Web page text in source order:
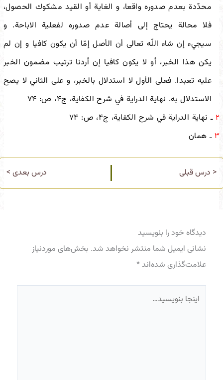
محدّدة بعدم صدوره واقعا، و الغاية أو القيد مشكوك الحصول،
فلا محالة يحتاج إلى أصالة عدم صدوره لفعلية الاباحة. و
سيجي‏ء إن شاء اللّه تعالى أن الأصل إمّا أن يكون كافيا و إن لم
يكن هذا الخبر، أو لا يكون كافيا إن أردنا ترتيب مضمون الخبر
عليه تعبدا. فعلى الأول لا استدلال بالخبر، و على الثاني لا يصح
الاستدلال به. نهاية الدراية في شرح الكفاية، ج‏۴، ص: ۷۴
۲ ـ نهاية الدراية في شرح الكفاية، ج‏۴، ص: ۷۴
۳ ـ همان
< درس قبلی درس بعدی >
دیدگاه‌ خود را بنویسید
نشانی ایمیل شما منتشر نخواهد شد. بخش‌های موردنیاز
علامت‌گذاری شده‌اند*